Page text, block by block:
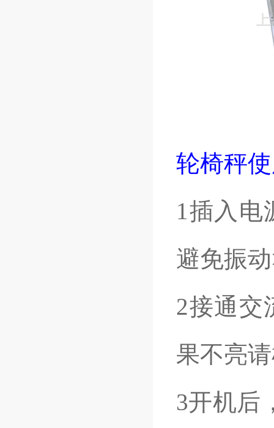
轮椅秤
1插入电
避免振动
2接通交
果不亮
3开机后